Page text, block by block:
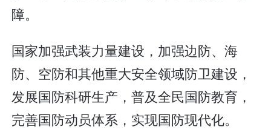
障。
国家加强武装力量建设，加强边防、海
防、空防和其他重大安全领域防卫建设，
发展国防科研生产，普及全民国防教育，
完善国防动员体系，实现国防现代化。